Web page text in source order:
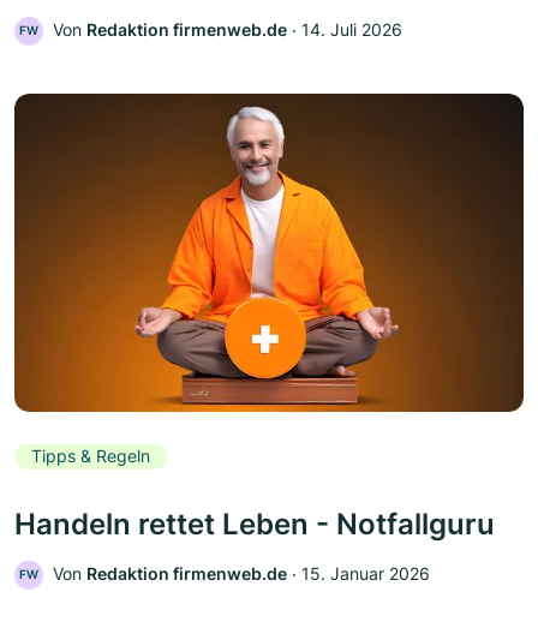
FW Von Redaktion firmenweb.de ‧ 14. Juli 2026
Tipps & Regeln
Handeln rettet Leben - Notfallguru
FW Von Redaktion firmenweb.de ‧ 15. Januar 2026